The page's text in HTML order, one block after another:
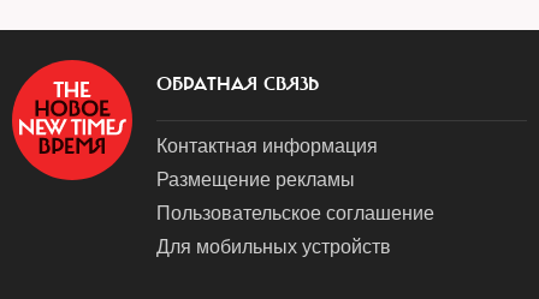
ОБРАТНАЯ СВЯЗЬ
Контактная информация
Размещение рекламы
Пользовательское соглашение
Для мобильных устройств